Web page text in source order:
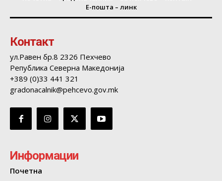
Е-пошта – линк
Контакт
ул.Равен бр.8 2326 Пехчево
Република Северна Македонија
+389 (0)33 441 321
gradonacalnik@pehcevo.gov.mk
Информации
Почетна